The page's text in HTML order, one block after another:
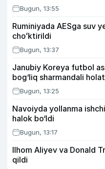
Bugun, 13:55
Ruminiyada AESga suv
choʻktirildi
Bugun, 13:37
Janubiy Koreya futbol
bog‘liq sharmandali
Bugun, 13:25
Navoiyda yollanma
halok bo‘ldi
Bugun, 13:17
Ilhom Aliyev va Donald
qildi